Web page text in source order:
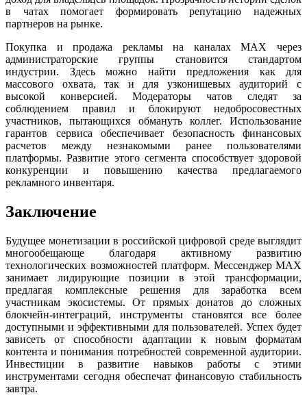
в чатах помогает формировать репутацию надежных
партнеров на рынке.
Покупка и продажа рекламы на каналах MAX через
администраторские группы становится стандартом
индустрии. Здесь можно найти предложения как для
массового охвата, так и для узконишевых аудиторий с
высокой конверсией. Модераторы чатов следят за
соблюдением правил и блокируют недобросовестных
участников, пытающихся обмануть коллег. Использование
гарантов сервиса обеспечивает безопасность финансовых
расчетов между незнакомыми ранее пользователями
платформы. Развитие этого сегмента способствует здоровой
конкуренции и повышению качества предлагаемого
рекламного инвентаря.
Заключение
Будущее монетизации в российской цифровой среде выглядит
многообещающе благодаря активному развитию
технологических возможностей платформ. Мессенджер MAX
занимает лидирующие позиции в этой трансформации,
предлагая комплексные решения для заработка всем
участникам экосистемы. От прямых донатов до сложных
блокчейн-интеграций, инструменты становятся все более
доступными и эффективными для пользователей. Успех будет
зависеть от способности адаптации к новым форматам
контента и понимания потребностей современной аудитории.
Инвестиции в развитие навыков работы с этими
инструментами сегодня обеспечат финансовую стабильность
завтра.